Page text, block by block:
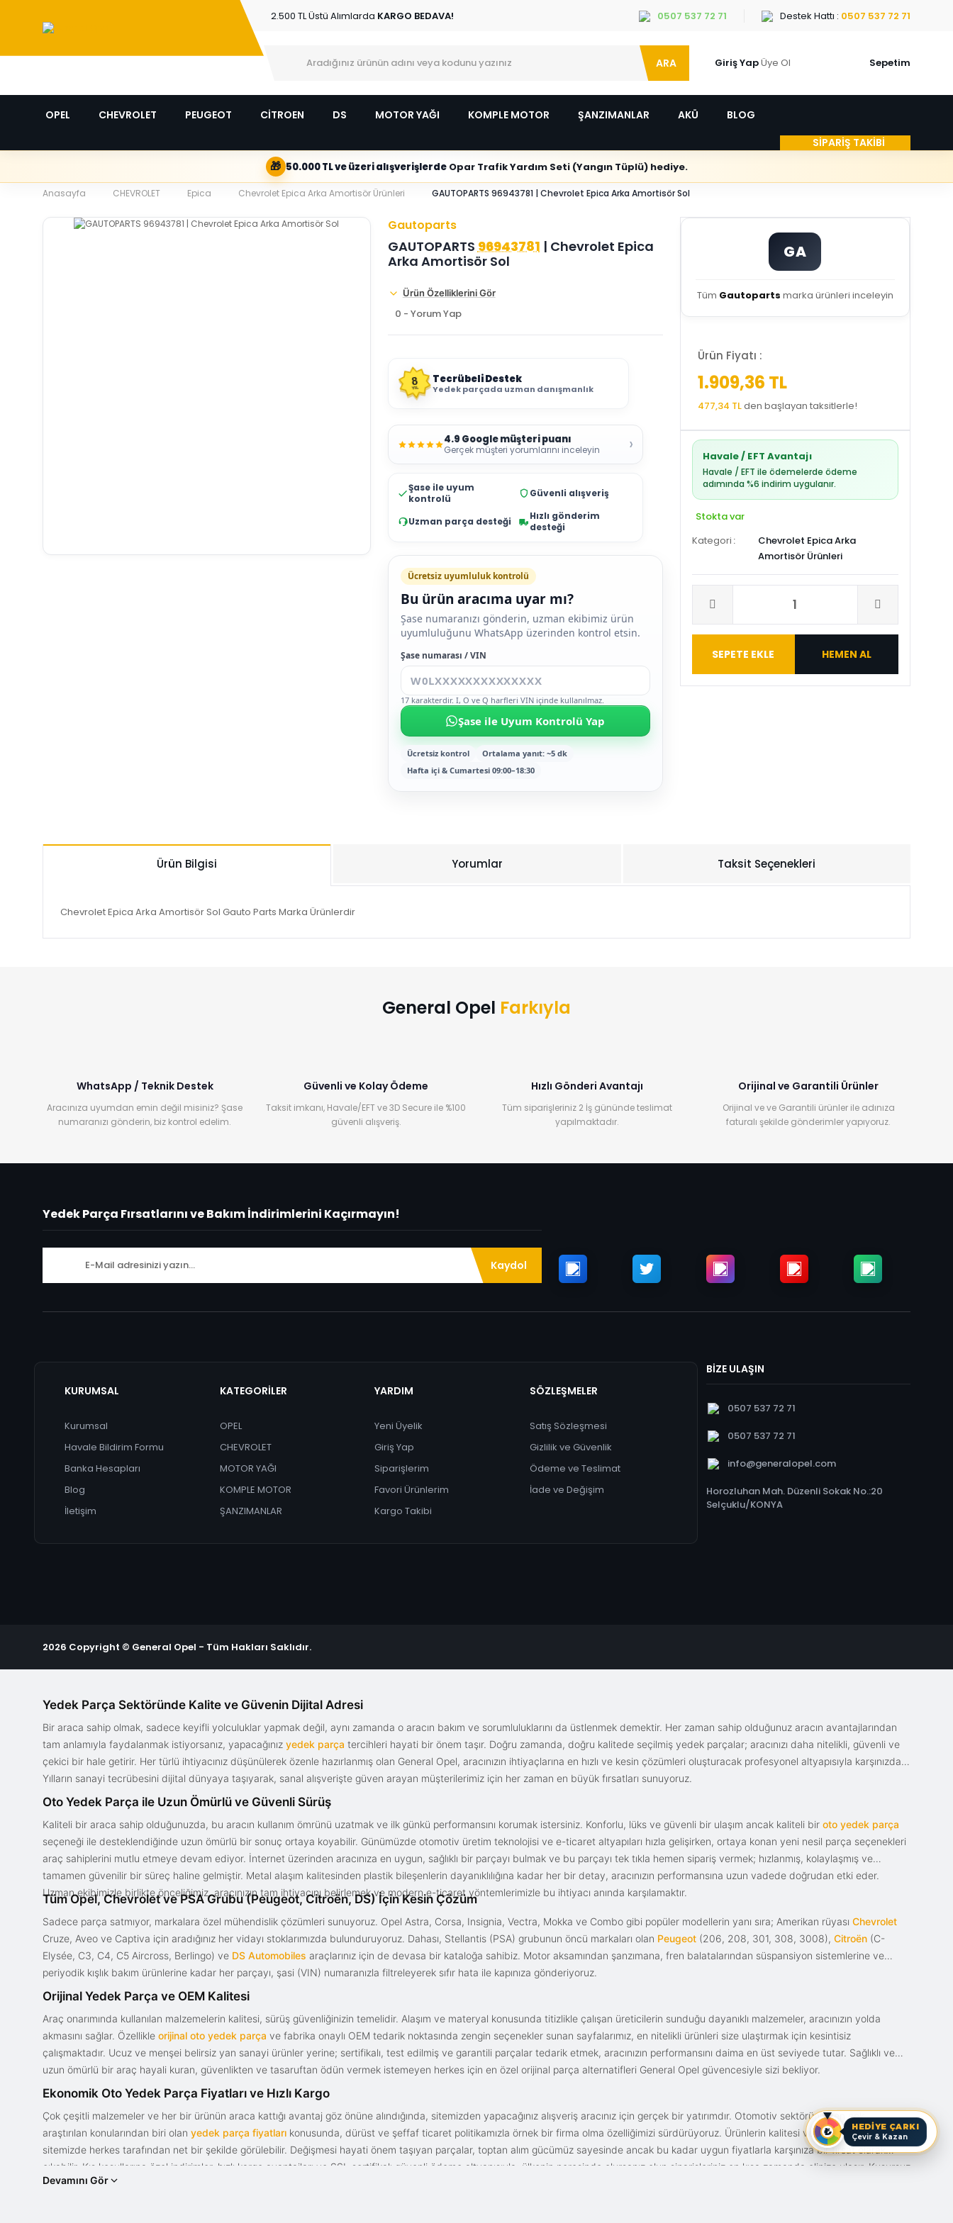
2.500 TL Üstü Alımlarda KARGO BEDAVA! 0507 537 72 71 Destek Hattı : 0507 537 72 71
ARA Giriş YapÜye Ol Sepetim
OPEL CHEVROLET PEUGEOT CİTROEN DS MOTOR YAĞI KOMPLE MOTOR ŞANZIMANLAR AKÜ
BLOG
SİPARİŞ TAKİBİ
🎁 50.000 TL ve üzeri alışverişlerdeOpar Trafik Yardım Seti (Yangın Tüplü) hediye.
Anasayfa CHEVROLET Epica Chevrolet Epica Arka Amortisör Ürünleri GAUTOPARTS 96943781 | Chevrolet Epica Arka Amortisör Sol
Gautoparts
GAUTOPARTS96943781 | Chevrolet Epica
Arka Amortisör Sol
Ürün Özelliklerini Gör
0 - Yorum Yap
8
YIL
Tecrübeli Destek
Yedek parçada uzman danışmanlık
4.9 Google müşteri puanı
Gerçek müşteri yorumlarını inceleyin ›
Şase ile uyum
kontrolü
Güvenli alışveriş
Uzman parça desteği
Hızlı gönderim
desteği
Ücretsiz uyumluluk kontrolü
Bu ürün aracıma uyar mı?
Şase numaranızı gönderin, uzman ekibimiz ürün
uyumluluğunu WhatsApp üzerinden kontrol etsin.
Şase numarası / VIN
17 karakterdir. I, O ve Q harfleri VIN içinde kullanılmaz.
Şase ile Uyum Kontrolü Yap
Ücretsiz kontrol
Ortalama yanıt: ~5 dk
Hafta içi & Cumartesi 09:00–18:30
GA
Tüm Gautoparts marka ürünleri inceleyin
Ürün Fiyatı :
1.909,36 TL
477,34 TLden başlayan taksitlerle!
Havale / EFT Avantajı
Havale / EFT ile ödemelerde ödeme
adımında %6 indirim uygulanır.
Stokta var
Kategori
Chevrolet Epica Arka
Amortisör Ürünleri
SEPETE EKLE HEMEN AL
Ürün Bilgisi Yorumlar Taksit Seçenekleri
Chevrolet Epica Arka Amortisör Sol Gauto Parts Marka Ürünlerdir
General Opel Farkıyla
WhatsApp / Teknik Destek
Aracınıza uyumdan emin değil misiniz? Şase
numaranızı gönderin, biz kontrol edelim.
Güvenli ve Kolay Ödeme
Taksit imkanı, Havale/EFT ve 3D Secure ile %100
güvenli alışveriş.
Hızlı Gönderi Avantajı
Tüm siparişleriniz 2 İş gününde teslimat
yapılmaktadır.
Orijinal ve Garantili Ürünler
Orijinal ve ve Garantili ürünler ile adınıza
faturalı şekilde gönderimler yapıyoruz.
Yedek Parça Fırsatlarını ve Bakım İndirimlerini Kaçırmayın!
Kaydol
KURUMSAL
Kurumsal
Havale Bildirim Formu
Banka Hesapları
Blog
İletişim
KATEGORİLER
OPEL
CHEVROLET
MOTOR YAĞI
KOMPLE MOTOR
ŞANZIMANLAR
YARDIM
Yeni Üyelik
Giriş Yap
Siparişlerim
Favori Ürünlerim
Kargo Takibi
SÖZLEŞMELER
Satış Sözleşmesi
Gizlilik ve Güvenlik
Ödeme ve Teslimat
İade ve Değişim
BİZE ULAŞIN
0507 537 72 71
0507 537 72 71
info@generalopel.com
Horozluhan Mah. Düzenli Sokak No.:20
Selçuklu/KONYA
2026 Copyright © General Opel - Tüm Hakları Saklıdır.
HEDİYE ÇARKI
Çevir & Kazan
Yedek Parça Sektöründe Kalite ve Güvenin Dijital Adresi
Bir araca sahip olmak, sadece keyifli yolculuklar yapmak değil, aynı zamanda o aracın bakım ve sorumluluklarını da üstlenmek demektir. Her zaman sahip olduğunuz aracın avantajlarından
tam anlamıyla faydalanmak istiyorsanız, yapacağınız yedek parça tercihleri hayati bir önem taşır. Doğru zamanda, doğru kalitede seçilmiş yedek parçalar; aracınızı daha nitelikli, güvenli ve
çekici bir hale getirir. Her türlü ihtiyacınız düşünülerek özenle hazırlanmış olan General Opel, aracınızın ihtiyaçlarına en hızlı ve kesin çözümleri oluşturacak profesyonel altyapısıyla karşınızda.
Yılların sanayi tecrübesini dijital dünyaya taşıyarak, sanal alışverişte güven arayan müşterilerimiz için her zaman en büyük fırsatları sunuyoruz.
Oto Yedek Parça ile Uzun Ömürlü ve Güvenli Sürüş
Kaliteli bir araca sahip olduğunuzda, bu aracın kullanım ömrünü uzatmak ve ilk günkü performansını korumak istersiniz. Konforlu, lüks ve güvenli bir ulaşım ancak kaliteli bir oto yedek parça
seçeneği ile desteklendiğinde uzun ömürlü bir sonuç ortaya koyabilir. Günümüzde otomotiv üretim teknolojisi ve e-ticaret altyapıları hızla gelişirken, ortaya konan yeni nesil parça seçenekleri
araç sahiplerini mutlu etmeye devam ediyor. İnternet üzerinden aracınıza en uygun, sağlıklı bir parçayı bulmak ve bu parçayı tek tıkla hemen sipariş vermek; hızlanmış, kolaylaşmış ve
tamamen güvenilir bir süreç haline gelmiştir. Metal alaşım kalitesinden plastik bileşenlerin dayanıklılığına kadar her bir detay, aracınızın performansına uzun vadede doğrudan etki eder.
Uzman ekibimizle birlikte önceliğimiz, aracınızın tam ihtiyacını belirlemek ve modern e-ticaret yöntemlerimizle bu ihtiyacı anında karşılamaktır.
Tüm Opel, Chevrolet ve PSA Grubu (Peugeot, Citroën, DS) İçin Kesin Çözüm
Sadece parça satmıyor, markalara özel mühendislik çözümleri sunuyoruz. Opel Astra, Corsa, Insignia, Vectra, Mokka ve Combo gibi popüler modellerin yanı sıra; Amerikan rüyası Chevrolet
Cruze, Aveo ve Captiva için aradığınız her vidayı stoklarımızda bulunduruyoruz. Dahası, Stellantis (PSA) grubunun öncü markaları olan Peugeot (206, 208, 301, 308, 3008), Citroën (C-
Elysée, C3, C4, C5 Aircross, Berlingo) ve DS Automobiles araçlarınız için de devasa bir kataloğa sahibiz. Motor aksamından şanzımana, fren balatalarından süspansiyon sistemlerine ve
periyodik kışlık bakım ürünlerine kadar her parçayı, şasi (VIN) numaranızla filtreleyerek sıfır hata ile kapınıza gönderiyoruz.
Orijinal Yedek Parça ve OEM Kalitesi
Araç onarımında kullanılan malzemelerin kalitesi, sürüş güvenliğinizin temelidir. Alaşım ve materyal konusunda titizlikle çalışan üreticilerin sunduğu dayanıklı malzemeler, aracınızın yolda
akmasını sağlar. Özellikle orijinal oto yedek parça ve fabrika onaylı OEM tedarik noktasında zengin seçenekler sunan sayfalarımız, en nitelikli ürünleri size ulaştırmak için kesintisiz
çalışmaktadır. Ucuz ve menşei belirsiz yan sanayi ürünler yerine; sertifikalı, test edilmiş ve garantili parçalar tedarik etmek, aracınızın performansını daima en üst seviyede tutar. Sağlıklı ve
uzun ömürlü bir araç hayali kuran, güvenlikten ve tasaruftan ödün vermek istemeyen herkes için en özel orijinal parça alternatifleri General Opel güvencesiyle sizi bekliyor.
Ekonomik Oto Yedek Parça Fiyatları ve Hızlı Kargo
Çok çeşitli malzemeler ve her bir ürünün araca kattığı avantaj göz önüne alındığında, sitemizden yapacağınız alışveriş aracınız için gerçek bir yatırımdır. Otomotiv sektörünün en çok
araştırılan konularından biri olan yedek parça fiyatları konusunda, dürüst ve şeffaf ticaret politikamızla örnek bir firma olma özelliğimizi sürdürüyoruz. Ürünlerin kalitesi ve bunun fiyat karşılığı
sitemizde herkes tarafından net bir şekilde görülebilir. Değişmesi hayati önem taşıyan parçalar, toptan alım gücümüz sayesinde ancak bu kadar uygun fiyatlarla karşınıza bir fırsat olarak
çıkabilir. Kış koşullarına özel indirimler, hızlı kargo avantajları ve SSL sertifikalı güvenli ödeme altyapısıyla; ülkenin neresinde olursanız olun siparişleriniz en kısa zamanda elinize ulaşır. Kusursuz
bir tasarım ve güce sahip olan aracınızın değerini korumak, uygun fiyat avantajıyla parça kalitesini birleştirmek için doğru yerdesiniz.
Devamını Gör